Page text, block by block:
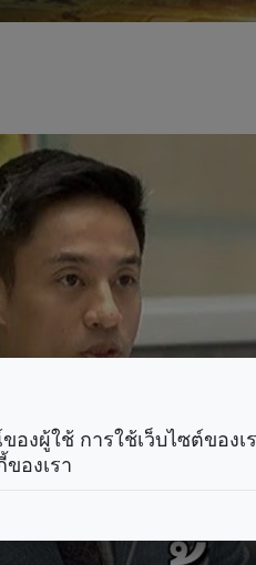
องผู้ใช้ การใช้เว็บไซต์ของ
องเรา